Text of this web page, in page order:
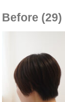
Before (29)